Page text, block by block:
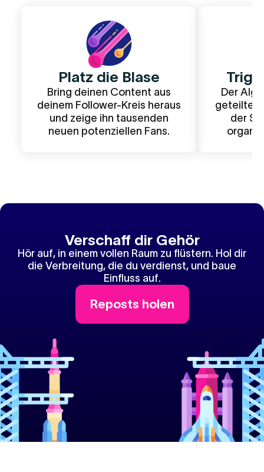
Platz die Blase
Bring deinen Content aus
deinem Follower-Kreis heraus
und zeige ihn tausenden
neuen potenziellen Fans.
Der
geteilte
der
Verschaff dir Gehör
Hör auf, in einem vollen Raum zu flüstern. Hol dir
die Verbreitung, die du verdienst, und baue
Einfluss auf.
Reposts holen